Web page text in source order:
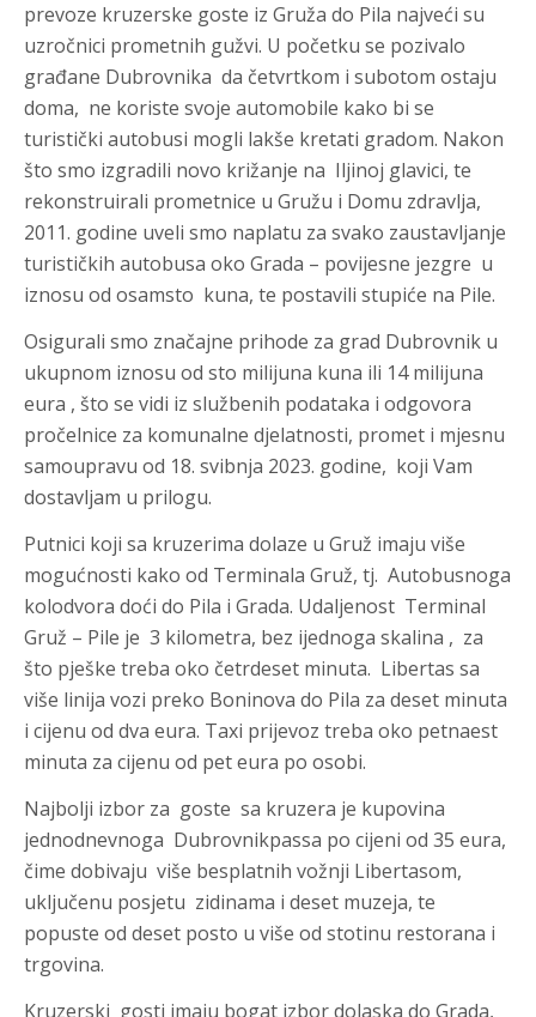
prevoze kruzerske goste iz Gruža do Pila najveći su
uzročnici prometnih gužvi. U početku se pozivalo
građane Dubrovnika da četvrtkom i subotom ostaju
doma, ne koriste svoje automobile kako bi se
turistički autobusi mogli lakše kretati gradom. Nakon
što smo izgradili novo križanje na Iljinoj glavici, te
rekonstruirali prometnice u Gružu i Domu zdravlja,
2011. godine uveli smo naplatu za svako zaustavljanje
turističkih autobusa oko Grada – povijesne jezgre u
iznosu od osamsto kuna, te postavili stupiće na Pile.
Osigurali smo značajne prihode za grad Dubrovnik u
ukupnom iznosu od sto milijuna kuna ili 14 milijuna
eura , što se vidi iz službenih podataka i odgovora
pročelnice za komunalne djelatnosti, promet i mjesnu
samoupravu od 18. svibnja 2023. godine, koji Vam
dostavljam u prilogu.
Putnici koji sa kruzerima dolaze u Gruž imaju više
mogućnosti kako od Terminala Gruž, tj. Autobusnoga
kolodvora doći do Pila i Grada. Udaljenost Terminal
Gruž – Pile je 3 kilometra, bez ijednoga skalina , za
što pješke treba oko četrdeset minuta. Libertas sa
više linija vozi preko Boninova do Pila za deset minuta
i cijenu od dva eura. Taxi prijevoz treba oko petnaest
minuta za cijenu od pet eura po osobi.
Najbolji izbor za goste sa kruzera je kupovina
jednodnevnoga Dubrovnikpassa po cijeni od 35 eura,
čime dobivaju više besplatnih vožnji Libertasom,
uključenu posjetu zidinama i deset muzeja, te
popuste od deset posto u više od stotinu restorana i
trgovina.
Kruzerski gosti imaju bogat izbor dolaska do Grada,